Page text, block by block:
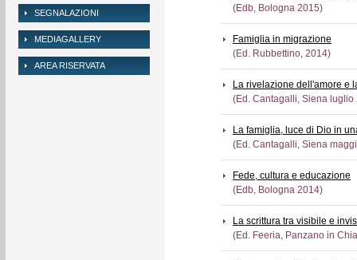
SEGNALAZIONI
MEDIAGALLERY
AREA RISERVATA
(Edb, Bologna 2015)
Famiglia in migrazione
(Ed. Rubbettino, 2014)
La rivelazione dell'amore e
(Ed. Cantagalli, Siena luglio
La famiglia, luce di Dio in
(Ed. Cantagalli, Siena
Fede, cultura e educazione
(Edb, Bologna 2014)
La scrittura tra visibile e
(Ed. Feeria, Panzano in